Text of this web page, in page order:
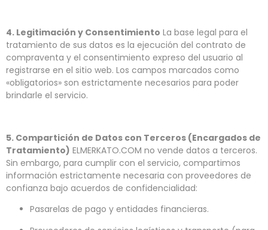
4. Legitimación y Consentimiento La base legal para el
tratamiento de sus datos es la ejecución del contrato de
compraventa y el consentimiento expreso del usuario al
registrarse en el sitio web. Los campos marcados como
«obligatorios» son estrictamente necesarios para poder
brindarle el servicio.
5. Compartición de Datos con Terceros (Encargados de
Tratamiento) ELMERKATO.COM no vende datos a terceros.
Sin embargo, para cumplir con el servicio, compartimos
información estrictamente necesaria con proveedores de
confianza bajo acuerdos de confidencialidad:
Pasarelas de pago y entidades financieras.